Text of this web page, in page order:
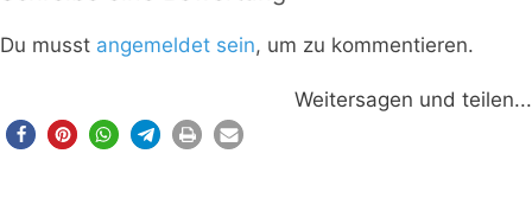
Du musst angemeldet sein, um zu kommentieren.
Weitersagen und teilen...